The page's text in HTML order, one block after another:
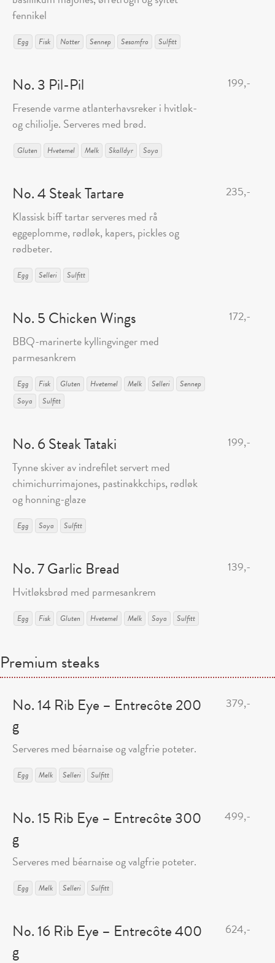
fennikel
Egg Fisk Nøtter Sennep Sesamfrø Sulfitt
No. 3 Pil-Pil
Fresende varme atlanterhavsreker i hvitløk-
og chiliolje. Serveres med brød.
Gluten Hvetemel Melk Skalldyr Soya
199,-
No. 4 Steak Tartare
Klassisk biff tartar serveres med rå
eggeplomme, rødløk, kapers, pickles og
rødbeter.
Egg Selleri Sulfitt
235,-
No. 5 Chicken Wings
BBQ-marinerte kyllingvinger med
parmesankrem
Egg Fisk Gluten Hvetemel Melk Selleri
Sennep
Soya
Sulfitt
172,-
No. 6 Steak Tataki
Tynne skiver av indrefilet servert med
chimichurrimajones, pastinakkchips, rødløk
og honning-glaze
Egg Soya Sulfitt
199,-
No. 7 Garlic Bread
Hvitløksbrød med parmesankrem
Egg Fisk Gluten Hvetemel Melk Soya Sulfitt
139,-
Premium steaks
No. 14 Rib Eye – Entrecôte 200
g
Serveres med béarnaise og valgfrie poteter.
Egg Melk Selleri Sulfitt
379,-
No. 15 Rib Eye – Entrecôte 300
g
Serveres med béarnaise og valgfrie poteter.
Egg Melk Selleri Sulfitt
499,-
No. 16 Rib Eye – Entrecôte 400
g
624,-